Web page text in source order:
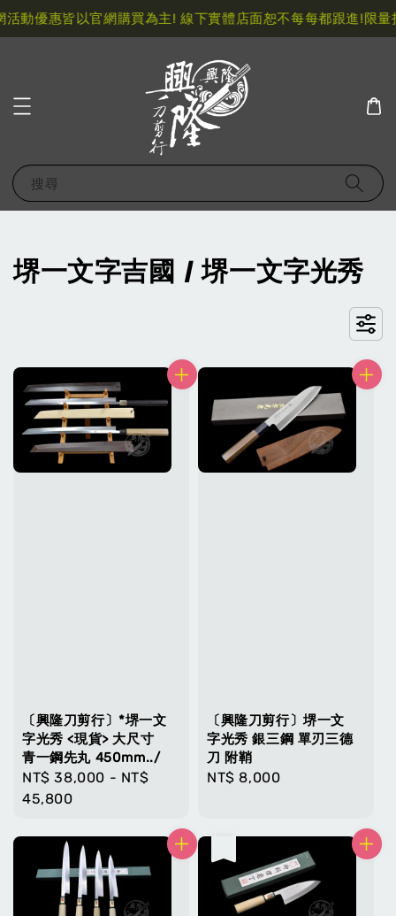
動優惠皆以官網購買為主! 線下實體店面恕不每每都跟進!限量
搜尋
堺一文字吉國 / 堺一文字光秀
〔興隆刀剪行〕*堺一文
字光秀 <現貨> 大尺寸
青一鋼先丸 450mm../
Regular
price
NT$ 38,000 - NT$
45,800
〔興隆刀剪行〕堺一文
字光秀 銀三鋼 單刃三德
刀 附鞘
Regular
NT$ 8,000